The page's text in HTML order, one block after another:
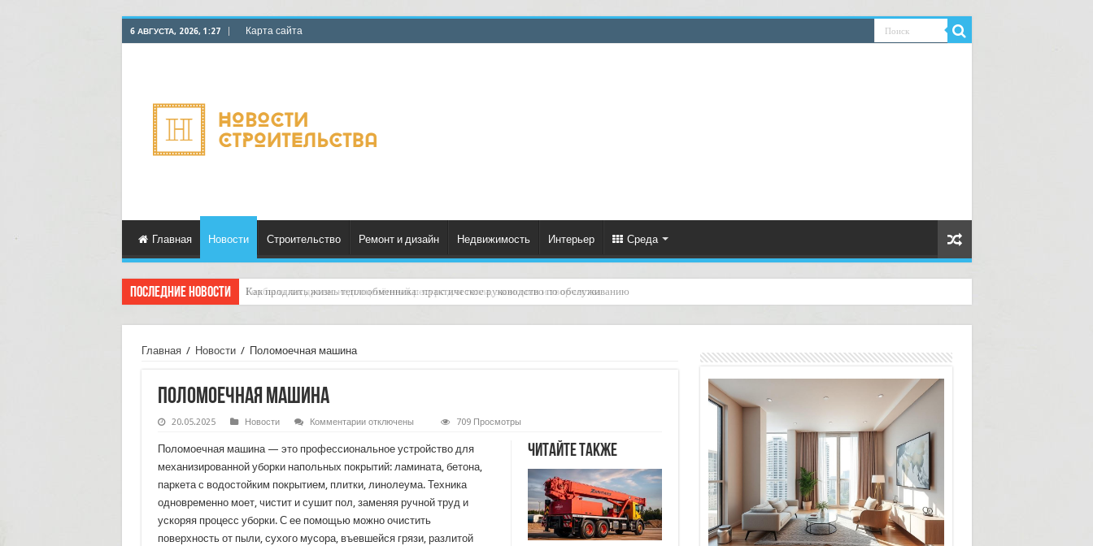
6 АВГУСТА, 2026, 1:27 Карта сайта
Главная Новости Строительство Ремонт и дизайн Недвижимость Интерьер Среда
Последние новости Горбыль как дрова: недооценённый ресурс для тепла, экономии и творчества
Главная / Новости / Поломоечная машина
Поломоечная машина
20.05.2025 Новости Комментариик
машина
отключены 709 Просмотры
Читайте также
Поломоечная машина — это профессиональное устройство для
механизированной уборки напольных покрытий: ламината, бетона,
паркета с водостойким покрытием, плитки, линолеума. Техника
одновременно моет, чистит и сушит пол, заменяя ручной труд и
ускоряя процесс уборки. С ее помощью можно очистить
поверхность от пыли, сухого мусора, въевшейся грязи, разлитой